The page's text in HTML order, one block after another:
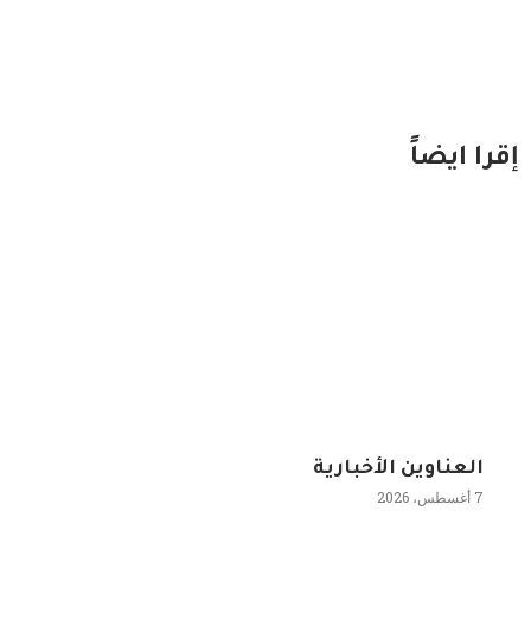
إقرا ايضاً
العناوين الأخبارية
7 أغسطس، 2026